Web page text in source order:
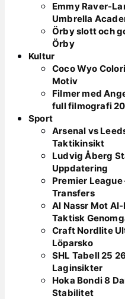
Emmy Raver-
Umbrella
Örby slott och
Örby
Kultur
Coco Wyo
Motiv
Filmer med
full filmografi
Sport
Arsenal vs
Taktikinsikt
Ludvig Åberg
Uppdatering
Premier
Transfers
Al Nassr Mot
Taktisk
Craft Nordlite
Löparsko
SHL Tabell 25
Laginsikter
Hoka Bondi 8
Stabilitet